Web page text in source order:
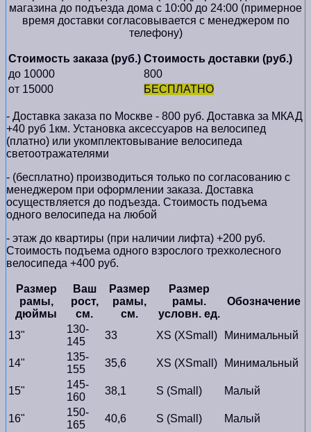
магазина до подъезда дома с 10:00 до 24:00 (примерное
время доставки согласовывается с менеджером по
телефону)
Стоимость заказа (руб.) Стоимость доставки (руб.)
до 10000
800
от 15000
БЕСПЛАТНО
- Доставка заказа по Москве - 800 руб. Доставка за МКАД
+40 руб 1км. Установка аксессуаров на велосипед
(платно) или укомплектовывание велосипеда
светоотражателями
- (бесплатно) производиться только по cогласованию с
менеджером при оформлении заказа. Доставка
осуществляется до подъезда. Стоимость подъема
одного велосипеда на любой
- этаж до квартиры (при наличии лифта) +200 руб.
Стоимость подъема одного взрослого трехколесного
велосипеда +400 руб.
Размер
рамы,
дюймы
Ваш
рост,
см.
Размер
рамы,
см.
Размер
рамы.
условн. ед.
Обозначение
13"
130-
145
33 XS (XSmall) Минимальный
14"
135-
155
35,6 XS (XSmall) Минимальный
15"
145-
160
38,1 S (Small) Малый
16"
150-
165
40,6 S (Small) Малый